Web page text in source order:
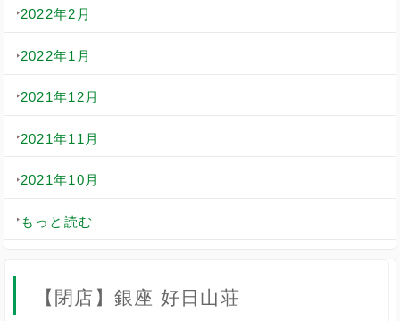
2022年2月
2022年1月
2021年12月
2021年11月
2021年10月
もっと読む
【閉店】銀座 好日山荘